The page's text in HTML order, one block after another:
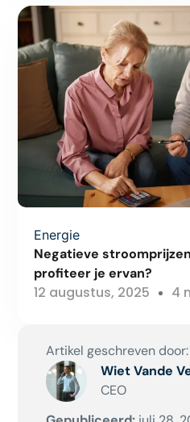
Energie
Negatieve
profiteer je ervan?
12 augustus, 2025 4
Artikel geschreven door:
Wiet Vande
CEO